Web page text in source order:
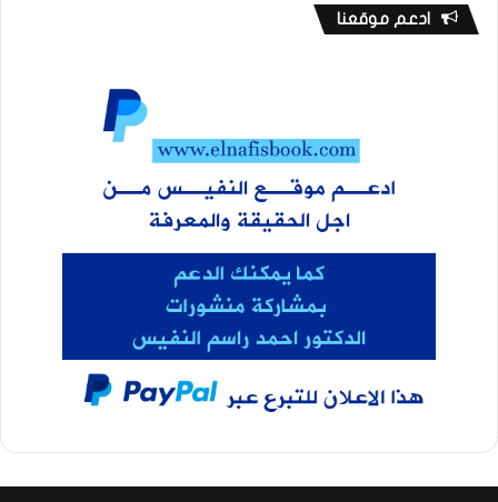
ادعم موقعنا